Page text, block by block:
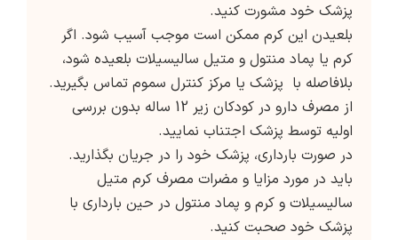
پزشک خود مشورت کنید.
بلعیدن این کرم ممکن است موجب آسیب شود. اگر
کرم یا پماد منتول و متیل سالیسیلات بلعیده شود،
بلافاصله با پزشک یا مرکز کنترل سموم تماس بگیرید.
از مصرف دارو در کودکان زیر 12 ساله بدون بررسی
اولیه توسط پزشک اجتناب نمایید.
در صورت بارداری، پزشک خود را در جریان بگذارید.
باید در مورد مزایا و مضرات مصرف کرم متیل
سالیسیلات و کرم و پماد منتول در حین بارداری با
پزشک خود صحبت کنید.